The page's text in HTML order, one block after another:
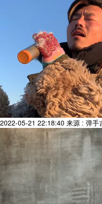
2022-05-21 22:18:40 来源 : 弹手